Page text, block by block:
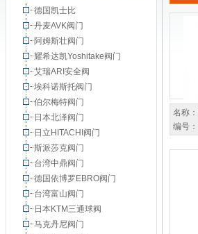
德国凯士比
丹麦AVK阀门
阿姆斯壮阀门
耀希达凯Yoshitake阀门
艾瑞ARI安全阀
埃科诺斯托阀门
伯尔梅特阀门
日本北泽阀门
日立HITACHI阀门
斯派莎克阀门
台湾中鼎阀门
德国依博罗EBRO阀门
台湾富山阀门
日本KTM三通球阀
马克丹尼阀门
名称：
编号：